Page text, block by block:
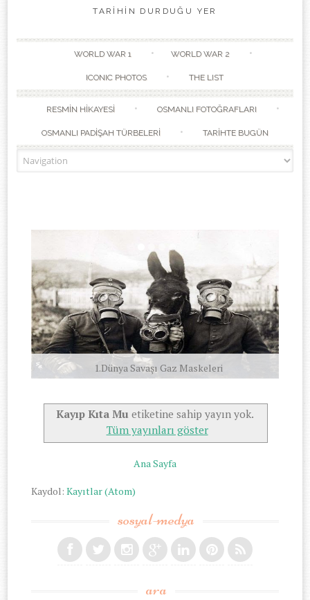
TARİHİN DURDUĞU YER
WORLD WAR 1 WORLD WAR 2
ICONIC PHOTOS THE LIST
RESMİN HİKAYESİ OSMANLI FOTOĞRAFLARI
OSMANLI PADİŞAH TÜRBELERİ TARİHTE BUGÜN
1.Dünya Savaşı Gaz Maskeleri
Kayıp Kıta Mu etiketine sahip yayın yok.
Tüm yayınları göster
Ana Sayfa
Kaydol:Kayıtlar (Atom)
sosyal-medya
ara